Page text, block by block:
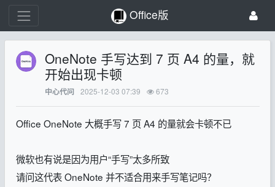
Office版
OneNote 手写达到 7 页 A4 的量，就
开始出现卡顿
中心代问 2025-12-03 07:39 673
Office OneNote 大概手写 7 页 A4 的量就会卡顿不已
微软也有说是因为用户“手写”太多所致
请问这代表 OneNote 并不适合用来手写笔记吗？